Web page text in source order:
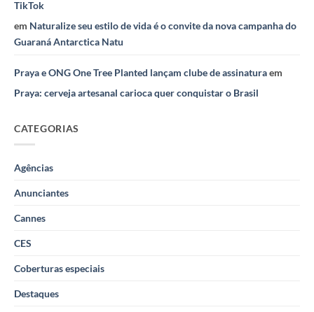
TikTok
em Naturalize seu estilo de vida é o convite da nova campanha do
Guaraná Antarctica Natu
Praya e ONG One Tree Planted lançam clube de assinaturaem
Praya: cerveja artesanal carioca quer conquistar o Brasil
CATEGORIAS
Agências
Anunciantes
Cannes
CES
Coberturas especiais
Destaques